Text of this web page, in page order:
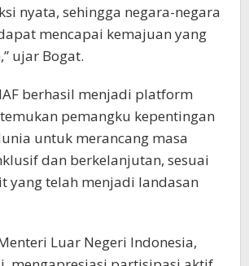
nyata, sehingga negara-negara
mencapai kemajuan yang
ujar Bogat.
berhasil menjadi platform
pemangku kepentingan
untuk merancang masa
dan berkelanjutan, sesuai
yang telah menjadi landasan
Luar Negeri Indonesia,